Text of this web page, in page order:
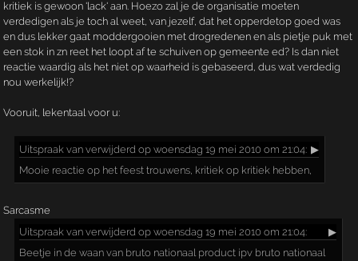
kritiek is gewoon 'lack' aan. Hoezo zal je de organisatie moeten
verdedigen als je toch al weet, van jezelf, dat het opperdetop goed was
en dus lekker gaat moddergooien met drogredenen en als pietje puk met
een stok in zn reet het loopt af te schuiven op gemeente ed? Is dan niet
reactie waardig als het niet op waarheid is gebaseerd, dus wat verdedig
nou werkelijk!?
Vooruit, lekentaal voor u:
Uitspraak van verwijderd op woensdag 19 mei 2010 om 21:04: ▶
Mooie reactie op het feest trouwens, kritiek op kritiek hebben,
Sarcasme
Uitspraak van verwijderd op woensdag 19 mei 2010 om 21:04:
▶
Beetje in de waan van bruto nationaal product ipv bruto nationaal